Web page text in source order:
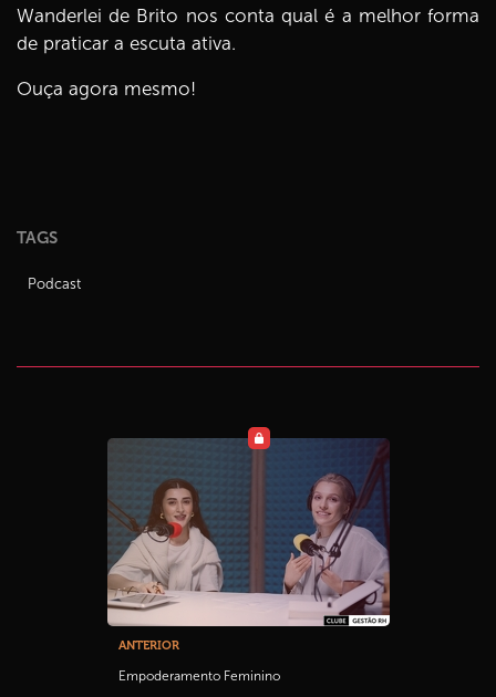
Wanderlei de Brito nos conta qual é a melhor forma
de praticar a escuta ativa.
Ouça agora mesmo!
TAGS
Podcast
ANTERIOR
Empoderamento Feminino